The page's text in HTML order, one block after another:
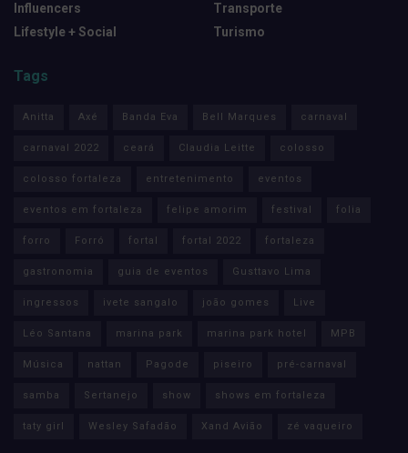
Influencers
Lifestyle + Social
Transporte
Turismo
Tags
Anitta Axé Banda Eva Bell Marques carnaval
carnaval 2022 ceará Claudia Leitte colosso
colosso fortaleza entretenimento eventos
eventos em fortaleza felipe amorim festival folia
forro Forró fortal fortal 2022 fortaleza
gastronomia guia de eventos Gusttavo Lima
ingressos ivete sangalo joão gomes Live
Léo Santana marina park marina park hotel MPB
Música nattan Pagode piseiro pré-carnaval
samba Sertanejo show shows em fortaleza
taty girl Wesley Safadão Xand Avião zé vaqueiro